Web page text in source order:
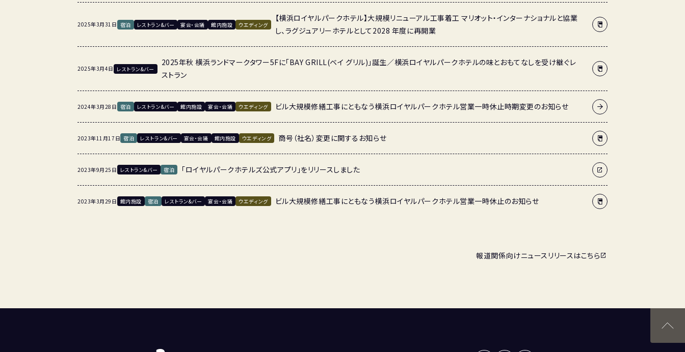
2025年3月31日 宿泊 レストラン&バー 宴会・会議 館内施設 ウエディング
【横浜ロイヤルパークホテル】大規模リニューアル工事着工 マリオット・インターナショナルと協業
し、ラグジュアリーホテルとして2028 年度に再開業
2025年3月4日 レストラン&バー
2025年秋 横浜ランドマークタワー5Fに「BAY GRILL(ベイ グリル)」誕生／横浜ロイヤルパークホテルの味とおもてなしを受け継ぐレ
ストラン
2024年3月28日 宿泊 レストラン&バー 館内施設 宴会・会議 ウエディング ビル大規模修繕工事にともなう横浜ロイヤルパークホテル営業一時休止時期変更のお知らせ
2023年11月17日 宿泊 レストラン&バー 宴会・会議 館内施設 ウエディング 商号（社名）変更に関するお知らせ
2023年9月25日 レストラン&バー 宿泊 「ロイヤルパークホテルズ公式アプリ」をリリースしました
2023年3月29日 館内施設 宿泊 レストラン&バー 宴会・会議 ウエディング ビル大規模修繕工事にともなう横浜ロイヤルパークホテル営業一時休止のお知らせ
報道関係向けニュースリリースはこちら